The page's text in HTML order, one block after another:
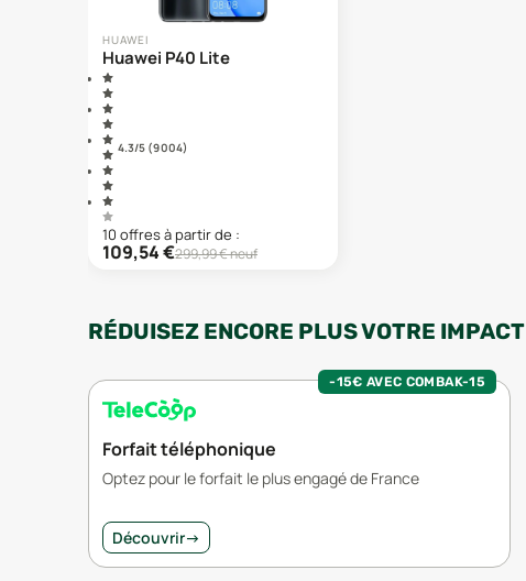
HUAWEI
Huawei P40 Lite
4.3/5 (9 004)
10 offresà partir de :
109,54€299,99€ neuf
RÉDUISEZ ENCORE PLUS VOTRE IMPACT
-15€ AVEC COMBAK-15
Forfait téléphonique
Optez pour le forfait le plus engagé de France
Découvrir→